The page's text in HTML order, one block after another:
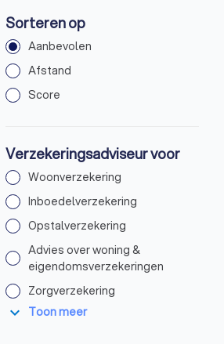
Zorgverzekering
Sorteren op
Aanbevolen
Afstand
Score
Verzekeringsadviseur voor
Woonverzekering
Inboedelverzekering
Opstalverzekering
Advies over woning &
eigendomsverzekeringen
Zorgverzekering
expand_more Toon meer